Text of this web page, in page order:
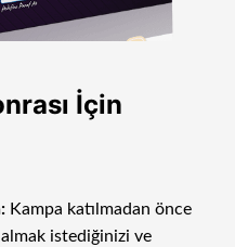
İçin
Kampa katılmadan önce
istediğinizi ve